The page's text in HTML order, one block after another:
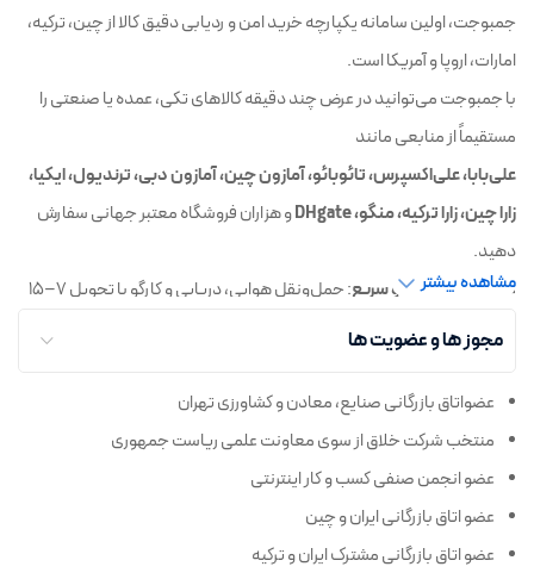
خرید از انگلیس و اروپا
خرید تکی یا شخصی از چین با جمبوجت
جمبوجت، اولین سامانه یکپارچه خرید امن و ردیابی دقیق کالا از چین، ترکیه،
امارات، اروپا و آمریکا است.
با جمبوجت می‌توانید در عرض چند دقیقه کالاهای تکی، عمده یا صنعتی را
مستقیماً از منابعی مانند
علی‌بابا، علی‌اکسپرس، تائوبائو، آمازون چین، آمازون دبی، ترندیول، ایکیا،
زارا چین، زارا ترکیه، منگو، DHgate
و هزاران فروشگاه معتبر جهانی سفارش
دهید.
◼️واردات قانونی و سریع
: حمل‌ونقل هوایی، دریایی و کارگو با تحویل ۷–۱۵
روزه درب منزل
◼️ پشتیبانی ۲۴/۷ واعتبارسنجی فروشندگانبرای تضمین کیفیت
جمبوجت، پل مطمئن شما برایخرید از چین‌،خرید از ترکیهوسفارش از
آمازون و فروشگاه‌های بین‌المللیبا یک کلیک!
مشاهده بیشتر
مجوز ها و عضویت ها
عضواتاق بازرگانی صنایع، معادن و کشاورزی تهران
منتخب شرکت خلاق از سوی معاونت علمی ریاست جمهوری
عضو انجمن صنفی کسب و کار اینترنتی
عضو اتاق بازرگانی ایران و چین
عضو اتاق بازرگانی مشترک ایران و ترکیه